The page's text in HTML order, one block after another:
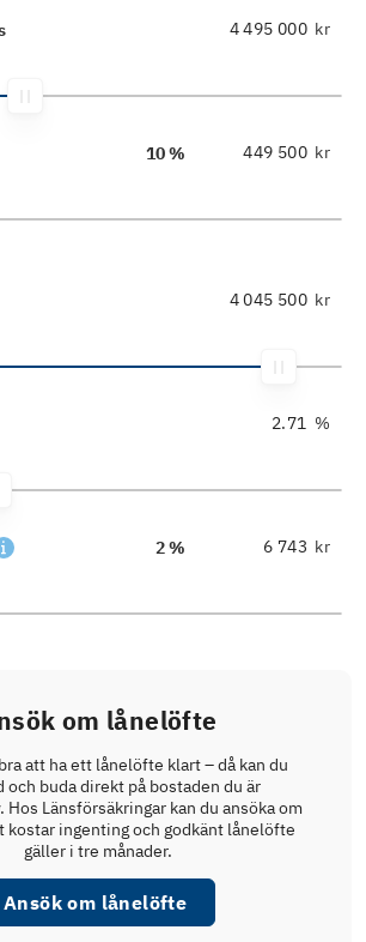
kr
10 % kr
kr
%
2 % kr
om lånelöfte
att ha ett lånelöfte klart – då kan du
och buda direkt på bostaden du är
Hos Länsförsäkringar kan du ansöka om
kostar ingenting och godkänt lånelöfte
gäller i tre månader.
Ansök om lånelöfte